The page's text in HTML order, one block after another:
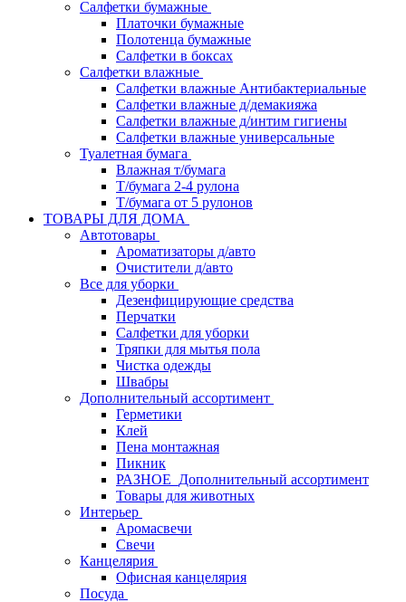
Салфетки бумажные
Платочки бумажные
Полотенца бумажные
Салфетки в боксах
Салфетки влажные
Салфетки влажные Антибактериальные
Салфетки влажные д/демакияжа
Салфетки влажные д/интим гигиены
Салфетки влажные универсальные
Туалетная бумага
Влажная т/бумага
Т/бумага 2-4 рулона
Т/бумага от 5 рулонов
ТОВАРЫ ДЛЯ ДОМА
Автотовары
Ароматизаторы д/авто
Очистители д/авто
Все для уборки
Дезенфицирующие средства
Перчатки
Салфетки для уборки
Тряпки для мытья пола
Чистка одежды
Швабры
Дополнительный ассортимент
Герметики
Клей
Пена монтажная
Пикник
РАЗНОЕ_Дополнительный ассортимент
Товары для животных
Интерьер
Аромасвечи
Свечи
Канцелярия
Офисная канцелярия
Посуда